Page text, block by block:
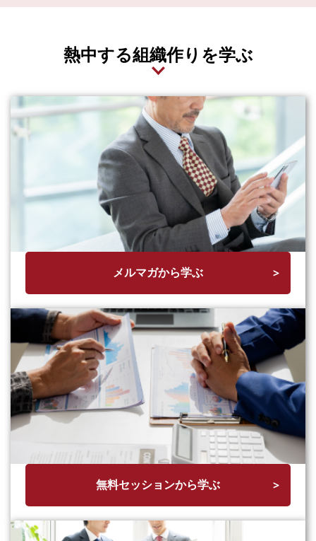
熱中する組織作りを学ぶ
メルマガから学ぶ
無料セッションから学ぶ